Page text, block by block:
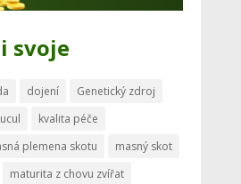
svoje
dojení
Genetický zdroj
kvalita péče
plemena skotu
masný skot
maturita z chovu zvířat